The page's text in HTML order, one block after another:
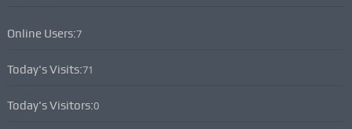
Online Users:7
Today's Visits:71
Today's Visitors:0